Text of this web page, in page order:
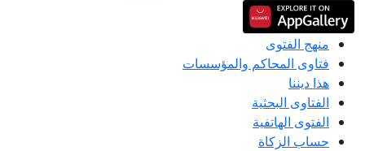
منهج الفتوى
فتاوى المحاكم والمؤسسات
هذا ديننا
الفتاوى البحثية
الفتوى الهاتفية
حساب الزكاة